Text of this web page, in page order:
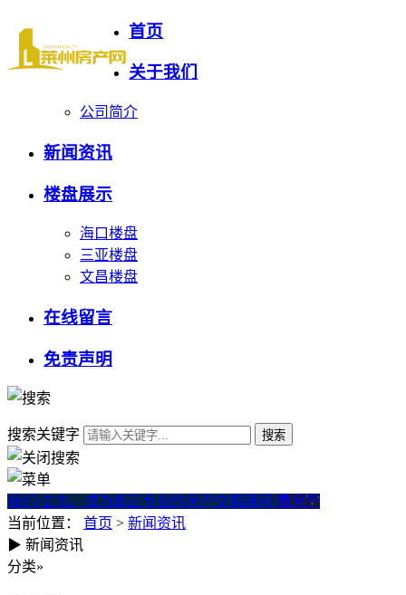
首页
关于我们
公司简介
新闻资讯
楼盘展示
海口楼盘
三亚楼盘
文昌楼盘
在线留言
免责声明
搜索关键字
我们·立志。成为真正专业的房产交易顾问 微房产
当前位置： 首页 > 新闻资讯
房子选房怎么选？5大黄金法
▶ 新闻资讯
分类»